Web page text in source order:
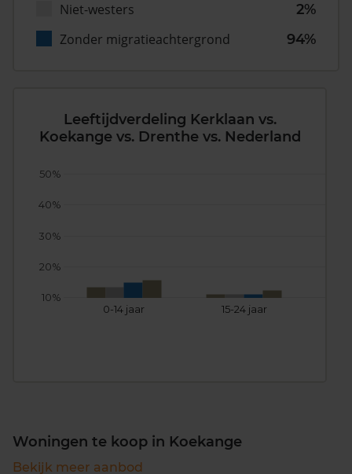
Niet-westers
2%
Zonder migratieachtergrond
94%
Leeftijdverdeling Kerklaan vs.
Koekange vs. Drenthe vs. Nederland
0-14 jaar 15-24 jaar
10%
20%
30%
40%
50%
Woningen te koop in Koekange
Bekijk meer aanbod